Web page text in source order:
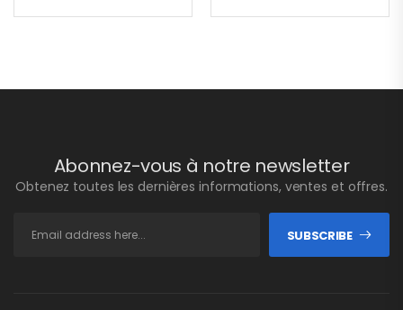
Abonnez-vous à notre newsletter
Obtenez toutes les dernières informations, ventes et offres.
SUBSCRIBE